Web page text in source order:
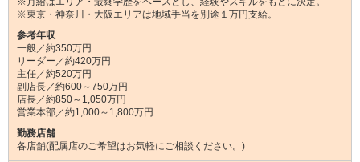
※東京・神奈川・大阪エリアは地域手当を別途１万円支給。
参考年収
一般／約350万円
リーダー／約420万円
主任／約520万円
副店長／約600～750万円
店長／約850～1,050万円
営業本部／約1,000～1,800万円
勤務店舗
各店舗(配属店のご希望はお気軽にご相談ください。)